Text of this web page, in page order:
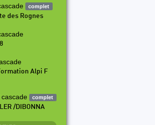
complet
des Rognes
Alpi F
complet
/DIBONNA